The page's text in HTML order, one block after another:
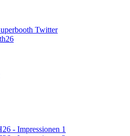
- Impressionen 1